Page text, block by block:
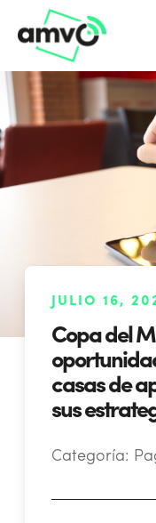
JULIO 16,
Copa del
casas de
sus
Categoría: